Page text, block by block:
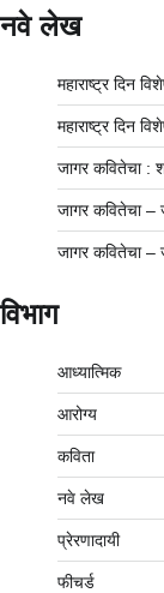
नवे लेख
महाराष्ट्र दिन
महाराष्ट्र दिन
जागर कवितेचा :
जागर कवितेचा –
जागर कवितेचा –
विभाग
आध्यात्मिक
आरोग्य
कविता
नवे लेख
प्रेरणादायी
फीचर्ड